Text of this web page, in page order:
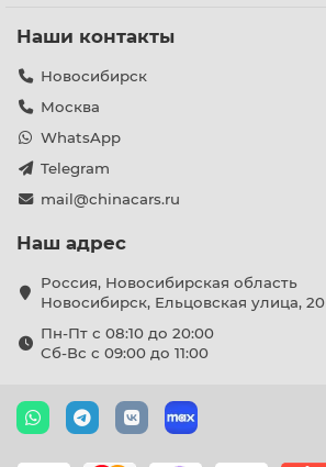
Наши контакты
Новосибирск
Москва
WhatsApp
Telegram
mail@chinacars.ru
Наш адрес
Россия, Новосибирская область
Новосибирск, Ельцовская улица, 20
Пн-Пт с 08:10 до 20:00
Сб-Вс с 09:00 до 11:00